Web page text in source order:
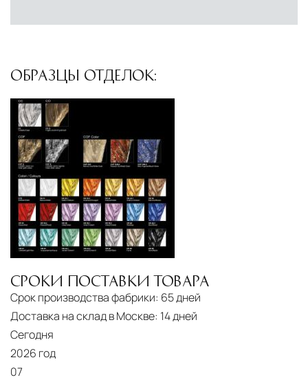
ОБРАЗЦЫ ОТДЕЛОК:
СРОКИ ПОСТАВКИ ТОВАРА
Срок производства фабрики: 65 дней
Доставка на склад в Москве: 14 дней
Сегодня
2026 год
07